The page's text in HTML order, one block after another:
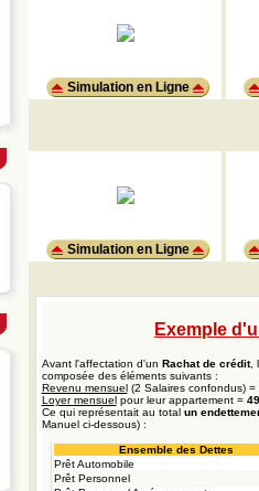
Simulation en Ligne
Simulation en Ligne
Exemple
Avant l'affectation d'un Rachat de crédit,
composée des éléments suivants :
Revenu mensuel(2 Salaires confondus) =
Loyer mensuelpour leur appartement =
Ce qui représentait au total un
Manuel ci-dessous) :
Ensemble des Dettes
Prêt Automobile
Prêt Personnel